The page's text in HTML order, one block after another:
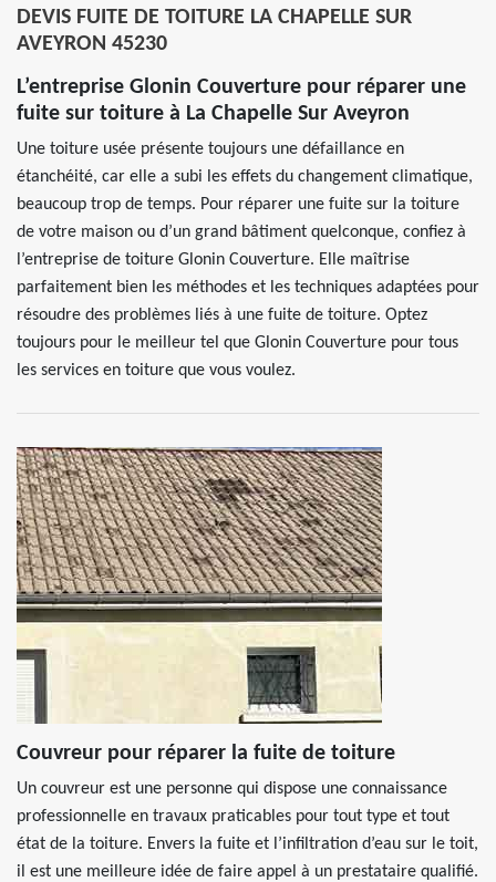
DEVIS FUITE DE TOITURE LA CHAPELLE SUR
AVEYRON 45230
L’entreprise Glonin Couverture pour réparer une
fuite sur toiture à La Chapelle Sur Aveyron
Une toiture usée présente toujours une défaillance en
étanchéité, car elle a subi les effets du changement climatique,
beaucoup trop de temps. Pour réparer une fuite sur la toiture
de votre maison ou d’un grand bâtiment quelconque, confiez à
l’entreprise de toiture Glonin Couverture. Elle maîtrise
parfaitement bien les méthodes et les techniques adaptées pour
résoudre des problèmes liés à une fuite de toiture. Optez
toujours pour le meilleur tel que Glonin Couverture pour tous
les services en toiture que vous voulez.
Couvreur pour réparer la fuite de toiture
Un couvreur est une personne qui dispose une connaissance
professionnelle en travaux praticables pour tout type et tout
état de la toiture. Envers la fuite et l’infiltration d’eau sur le toit,
il est une meilleure idée de faire appel à un prestataire qualifié.